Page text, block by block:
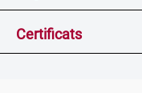
Certificats